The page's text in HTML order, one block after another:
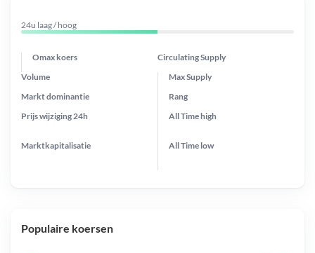
24u laag / hoog
Omax koers Circulating Supply
Prijs wijziging 24h
Max Supply
Markt dominantie
Marktkapitalisatie
Volume
Rang
All Timehigh
All Time low
Populaire koersen